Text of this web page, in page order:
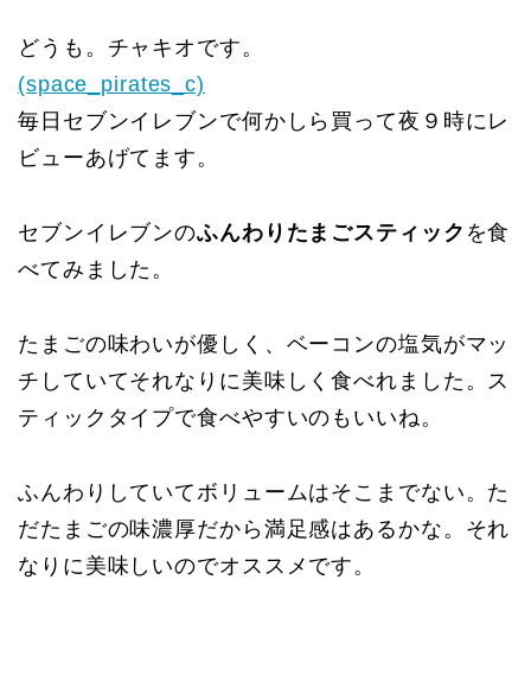
どうも。チャキオです。
(space_pirates_c)
毎日セブンイレブンで何かしら買って夜９時にレ
ビューあげてます。
セブンイレブンのふんわりたまごスティック を食
べてみました。
たまごの味わいが優しく、ベーコンの塩気がマッ
チしていてそれなりに美味しく食べれました。ス
ティックタイプで食べやすいのもいいね。
ふんわりしていてボリュームはそこまでない。た
だたまごの味濃厚だから満足感はあるかな。それ
なりに美味しいのでオススメです。